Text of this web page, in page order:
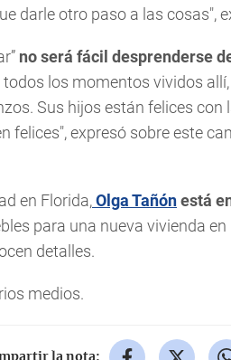
darle otro paso a las cosas",
no será fácil desprenderse
los momentos vividos
Sus hijos están felices con
felices", expresó sobre este
en Florida,Olga Tañónestá
para una nueva vivienda
detalles.
medios.